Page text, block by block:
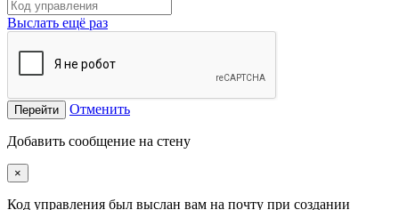
Выслать ещё раз
Перейти Отменить
Добавить сообщение на стену
×
Код управления был выслан вам на почту при создании